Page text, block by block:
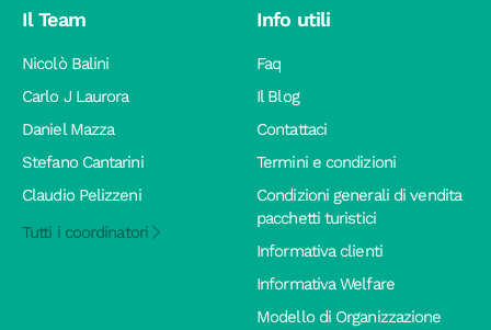
Il Team
Nicolò Balini
Carlo J Laurora
Daniel Mazza
Stefano Cantarini
Claudio Pelizzeni
Tutti i coordinatori
Info utili
Faq
Il Blog
Contattaci
Termini e condizioni
Condizioni generali di vendita
pacchetti turistici
Informativa clienti
Informativa Welfare
Modello di Organizzazione